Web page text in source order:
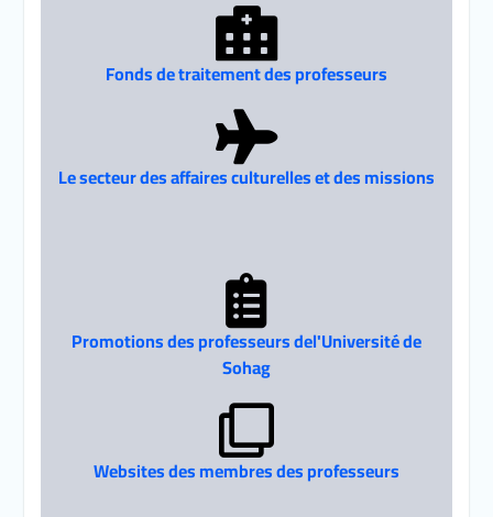
Fonds de traitement des professeurs
Le secteur des affaires culturelles et des missions
Promotions des professeurs del'Université de
Sohag
Websites des membres des professeurs